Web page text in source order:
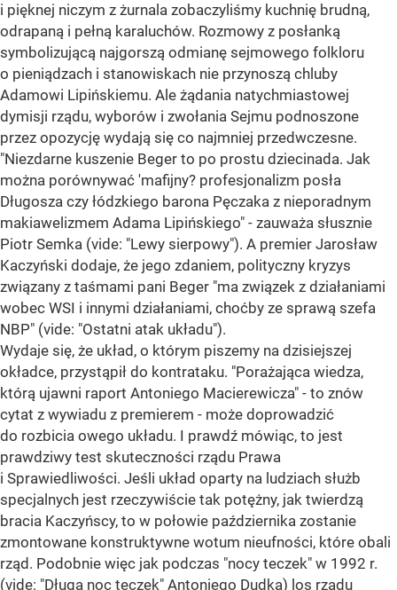
i pięknej niczym z żurnala zobaczyliśmy kuchnię brudną,
odrapaną i pełną karaluchów. Rozmowy z posłanką
symbolizującą najgorszą odmianę sejmowego folkloru
o pieniądzach i stanowiskach nie przynoszą chluby
Adamowi Lipińskiemu. Ale żądania natychmiastowej
dymisji rządu, wyborów i zwołania Sejmu podnoszone
przez opozycję wydają się co najmniej przedwczesne.
"Niezdarne kuszenie Beger to po prostu dziecinada. Jak
można porównywać 'mafijny? profesjonalizm posła
Długosza czy łódzkiego barona Pęczaka z nieporadnym
makiawelizmem Adama Lipińskiego" - zauważa słusznie
Piotr Semka (vide: "Lewy sierpowy"). A premier Jarosław
Kaczyński dodaje, że jego zdaniem, polityczny kryzys
związany z taśmami pani Beger "ma związek z działaniami
wobec WSI i innymi działaniami, choćby ze sprawą szefa
NBP" (vide: "Ostatni atak układu").
Wydaje się, że układ, o którym piszemy na dzisiejszej
okładce, przystąpił do kontrataku. "Porażająca wiedza,
którą ujawni raport Antoniego Macierewicza" - to znów
cytat z wywiadu z premierem - może doprowadzić
do rozbicia owego układu. I prawdź mówiąc, to jest
prawdziwy test skuteczności rządu Prawa
i Sprawiedliwości. Jeśli układ oparty na ludziach służb
specjalnych jest rzeczywiście tak potężny, jak twierdzą
bracia Kaczyńscy, to w połowie października zostanie
zmontowane konstruktywne wotum nieufności, które obali
rząd. Podobnie więc jak podczas "nocy teczek" w 1992 r.
(vide: "Długa noc teczek" Antoniego Dudka) los rządu